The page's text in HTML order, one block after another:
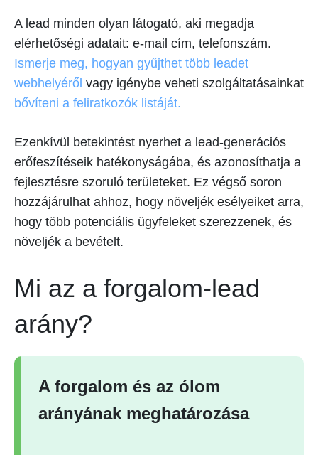
A lead minden olyan látogató, aki megadja
elérhetőségi adatait: e-mail cím, telefonszám.
Ismerje meg, hogyan gyűjthet több leadet
webhelyéről vagy igénybe veheti szolgáltatásainkat
bővíteni a feliratkozók listáját.
Ezenkívül betekintést nyerhet a lead-generációs
erőfeszítéseik hatékonyságába, és azonosíthatja a
fejlesztésre szoruló területeket. Ez végső soron
hozzájárulhat ahhoz, hogy növeljék esélyeiket arra,
hogy több potenciális ügyfeleket szerezzenek, és
növeljék a bevételt.
Mi az a forgalom-lead
arány?
A forgalom és az ólom
arányának meghatározása